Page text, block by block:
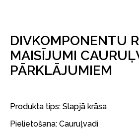
DIVKOMPONENTU
MAISĪJUMI
PĀRKLĀJUMIEM
Produkta tips: Slapjā krāsa
Pielietošana: Cauruļvadi